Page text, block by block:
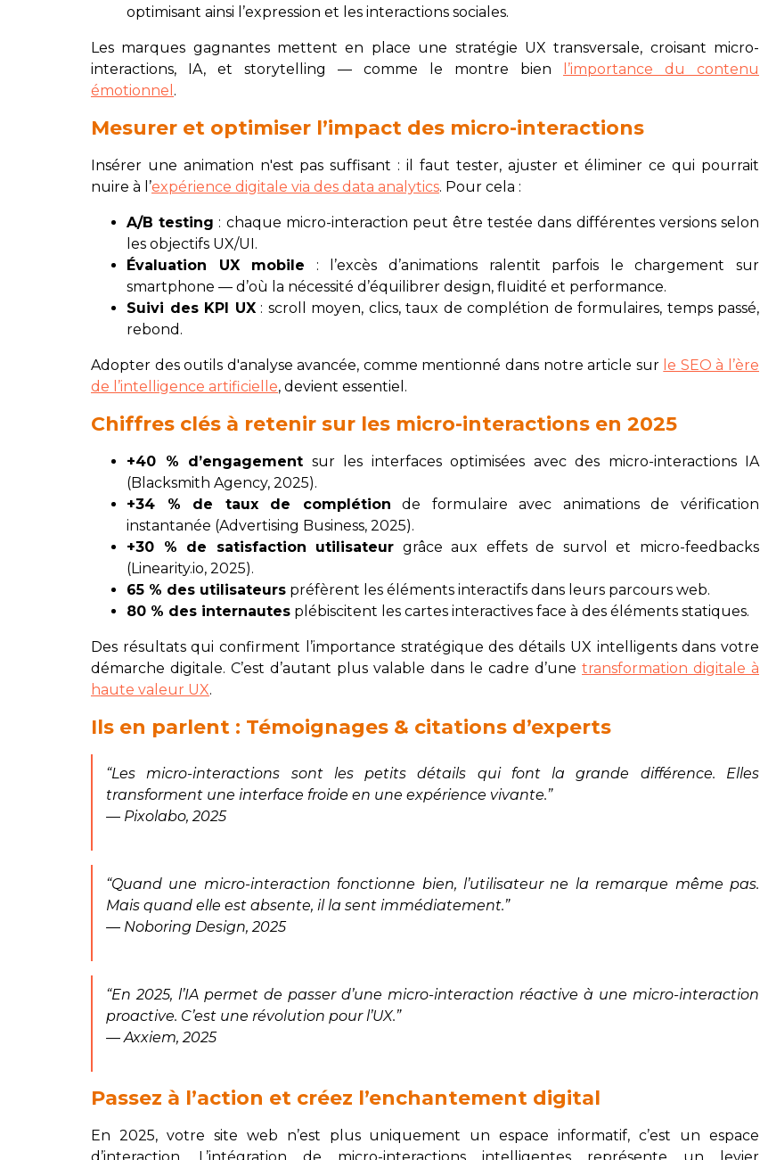
optimisant ainsi l’expression et les interactions sociales.
Les marques gagnantes mettent en place une stratégie UX transversale, croisant micro-
interactions, IA, et storytelling — comme le montre bien
l’importance du contenu
émotionnel .
Mesurer et optimiser l’impact des micro-interactions
Insérer une animation n'est pas suffisant : il faut tester, ajuster et éliminer ce qui pourrait
nuire à l’expérience digitale via des data analytics. Pour cela :
A/B testing : chaque micro-interaction peut être testée dans différentes versions selon
les objectifs UX/UI.
Évaluation UX mobile : l’excès d’animations ralentit parfois le chargement sur
smartphone — d’où la nécessité d’équilibrer design, fluidité et performance.
Suivi des KPI UX: scroll moyen, clics, taux de complétion de formulaires, temps passé,
rebond.
Adopter des outils d'analyse avancée, comme mentionné dans notre article sur le SEO à l’ère
de l’intelligence artificielle, devient essentiel.
Chiffres clés à retenir sur les micro-interactions en 2025
+40 % d’engagement sur les interfaces optimisées avec des micro-interactions IA
(Blacksmith Agency, 2025).
+34 % de taux de complétion de formulaire avec animations de vérification
instantanée (Advertising Business, 2025).
+30 % de satisfaction utilisateur grâce aux effets de survol et micro-feedbacks
(Linearity.io, 2025).
65 % des utilisateurs préfèrent les éléments interactifs dans leurs parcours web.
80 % des internautes plébiscitent les cartes interactives face à des éléments statiques.
Des résultats qui confirment l’importance stratégique des détails UX intelligents dans votre
démarche digitale. C’est d’autant plus valable dans le cadre d’une transformation digitale à
haute valeur UX.
Ils en parlent : Témoignages & citations d’experts
“Les micro-interactions sont les petits détails qui font la grande différence. Elles
transforment une interface froide en une expérience vivante.”
— Pixolabo, 2025
“Quand une micro-interaction fonctionne bien, l’utilisateur ne la remarque même pas.
Mais quand elle est absente, il la sent immédiatement.”
— Noboring Design, 2025
“En 2025, l’IA permet de passer d’une micro-interaction réactive à une micro-interaction
proactive. C’est une révolution pour l’UX.”
— Axxiem, 2025
Passez à l’action et créez l’enchantement digital
En 2025, votre site web n’est plus uniquement un espace informatif, c’est un espace